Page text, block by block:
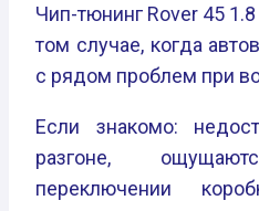
Чип-тюнинг Rover 45
том случае, когда
с рядом проблем при
Если знакомо:
разгоне,
переключении